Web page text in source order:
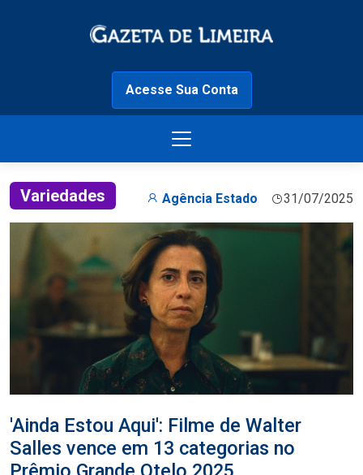
Acesse Sua Conta
Variedades Agência Estado 31/07/2025
'Ainda Estou Aqui': Filme de Walter
Salles vence em 13 categorias no